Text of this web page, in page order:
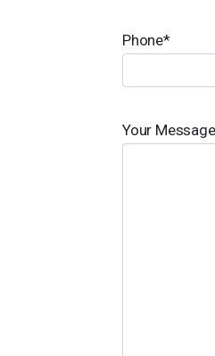
Phone*
Your Message